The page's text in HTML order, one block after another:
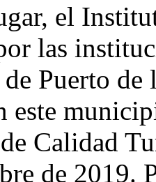
el
las
Puerto
este
Calidad
de 2019.